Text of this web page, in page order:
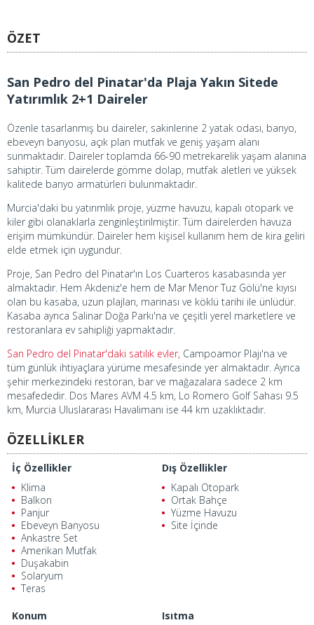
ÖZET
San Pedro del Pinatar'da Plaja Yakın Sitede
Yatırımlık 2+1 Daireler
Özenle tasarlanmış bu daireler, sakinlerine 2 yatak odası, banyo,
ebeveyn banyosu, açık plan mutfak ve geniş yaşam alanı
sunmaktadır. Daireler toplamda 66-90 metrekarelik yaşam alanına
sahiptir. Tüm dairelerde gömme dolap, mutfak aletleri ve yüksek
kalitede banyo armatürleri bulunmaktadır.
Murcia'daki bu yatırımlık proje, yüzme havuzu, kapalı otopark ve
kiler gibi olanaklarla zenginleştirilmiştir. Tüm dairelerden havuza
erişim mümkündür. Daireler hem kişisel kullanım hem de kira geliri
elde etmek için uygundur.
Proje, San Pedro del Pinatar'ın Los Cuarteros kasabasında yer
almaktadır. Hem Akdeniz'e hem de Mar Menor Tuz Gölü'ne kıyısı
olan bu kasaba, uzun plajları, marinası ve köklü tarihi ile ünlüdür.
Kasaba ayrıca Salinar Doğa Parkı'na ve çeşitli yerel marketlere ve
restoranlara ev sahipliği yapmaktadır.
San Pedro del Pinatar'daki satılık evler, Campoamor Plajı'na ve
tüm günlük ihtiyaçlara yürüme mesafesinde yer almaktadır. Ayrıca
şehir merkezindeki restoran, bar ve mağazalara sadece 2 km
mesafededir. Dos Mares AVM 4.5 km, Lo Romero Golf Sahası 9.5
km, Murcia Uluslararası Havalimanı ise 44 km uzaklıktadır.
ÖZELLİKLER
İç Özellikler
Klima
Balkon
Panjur
Ebeveyn Banyosu
Ankastre Set
Amerikan Mutfak
Duşakabin
Solaryum
Teras
Dış Özellikler
Kapalı Otopark
Ortak Bahçe
Yüzme Havuzu
Site İçinde
Konum
Isıtma